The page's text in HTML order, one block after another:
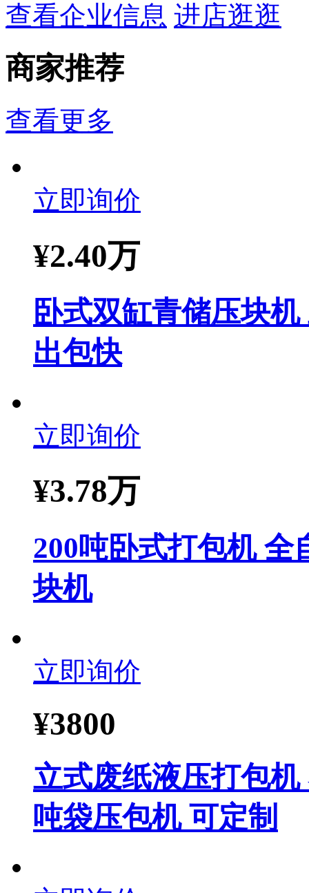
查看企业信息 进店逛逛
商家推荐
查看更多
立即询价
¥2.40万
卧式双缸青储压块
出包快
立即询价
¥3.78万
200吨卧式打包机 全
块机
立即询价
¥3800
立式废纸液压打包
吨袋压包机 可定制